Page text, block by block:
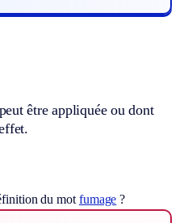
être appliquée ou dont
du mot fumage ?